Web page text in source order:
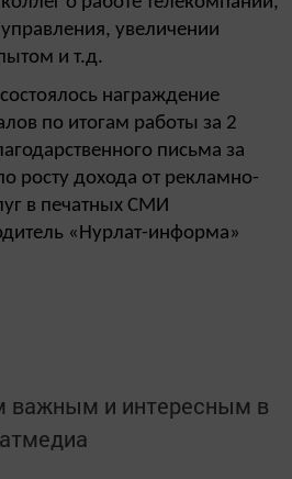
увеличении
и т.д.
награждение
по итогам работы за 2
письма за
росту дохода от рекламно-
в печатных СМИ
«Нурлат-информа»
важным и интересным в